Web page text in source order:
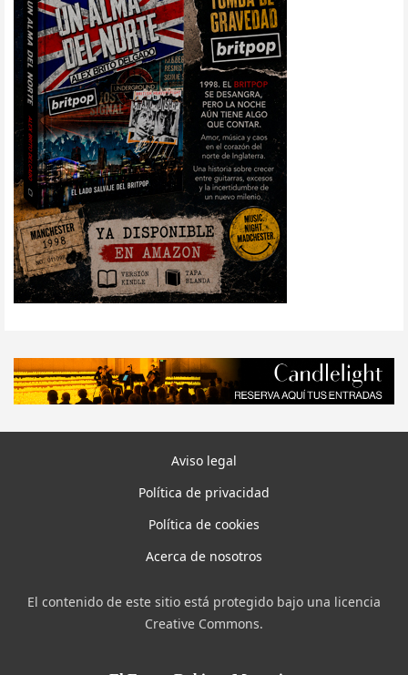
Aviso legal
Política de privacidad
Política de cookies
Acerca de nosotros
El contenido de este sitio está protegido bajo una licencia
Creative Commons.